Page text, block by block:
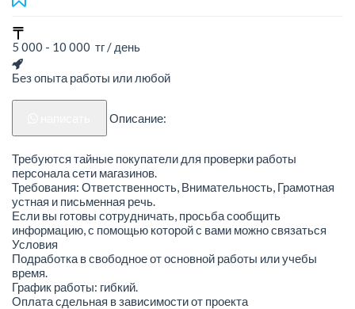
5 000 - 10 000 тг / день
Без опыта работы или любой
Описание:
Требуются тайные покупатели для проверки работы
персонала сети магазинов.
Требования: Ответственность, Внимательность, Грамотная
устная и письменная речь.
Если вы готовы сотрудничать, просьба сообщить
информацию, с помощью которой с вами можно связаться
Условия
Подработка в свободное от основной работы или учебы
время.
График работы: гибкий.
Оплата сдельная в зависимости от проекта